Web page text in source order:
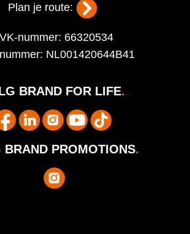
Plan je route:
nummer: 66320534
NL001420644B41
BRAND FOR LIFE.
BRAND PROMOTIONS.